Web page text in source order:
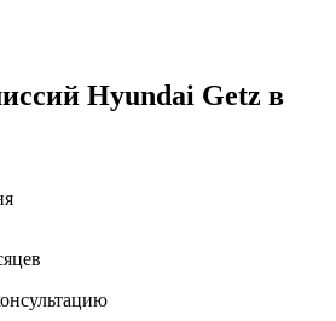
Hyundai Getz в